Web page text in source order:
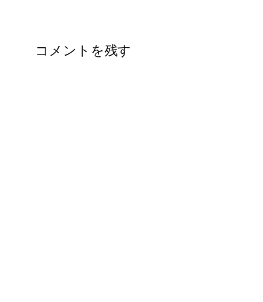
コメントを残す